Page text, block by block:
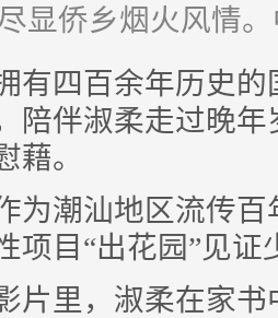
显侨乡烟火风情
四百余年历史的
陪伴淑柔走过晚
藉。
潮汕地区流传百
项目“出花园”见证
里，淑柔在家书